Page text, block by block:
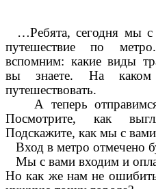
…Ребята, сегодня мы с
путешествие по
вспомним: какие виды
вы знаете. На
путешествовать.
А теперь
Посмотрите, как
Подскажите, как мы с
Вход в метро отмечено
Мы с вами входим и
Но как же нам не